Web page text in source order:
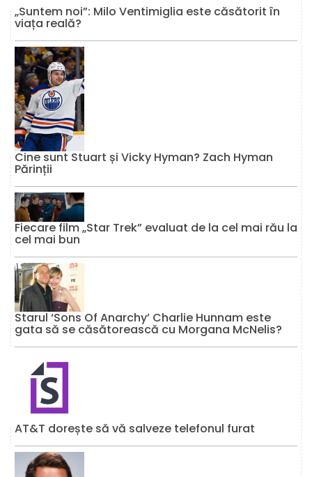
„Suntem noi”: Milo Ventimiglia este căsătorit în
viața reală?
Cine sunt Stuart și Vicky Hyman? Zach Hyman
Părinții
Fiecare film „Star Trek” evaluat de la cel mai rău la
cel mai bun
Starul ‘Sons Of Anarchy’ Charlie Hunnam este
gata să se căsătorească cu Morgana McNelis?
AT&T dorește să vă salveze telefonul furat